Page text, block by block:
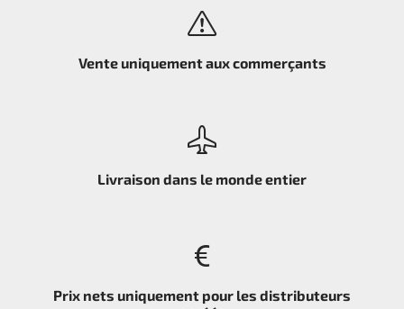
Vente uniquement aux commerçants
Livraison dans le monde entier
Prix nets uniquement pour les distributeurs